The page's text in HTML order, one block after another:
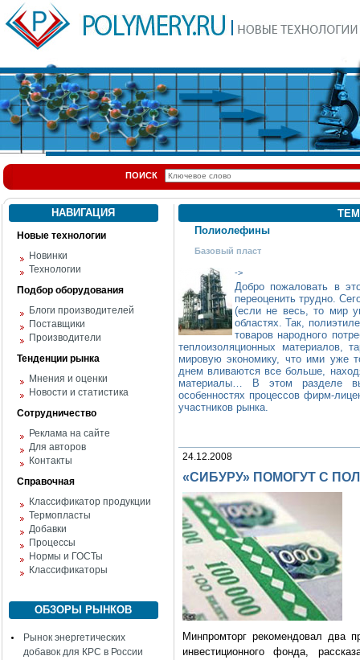
ПОИСК
НАВИГАЦИЯ
Новые технологии
Новинки
Технологии
Подбор оборудования
Блоги производителей
Поставщики
Производители
Тенденции рынка
Мнения и оценки
Новости и статистика
Сотрудничество
Реклама на сайте
Для авторов
Контакты
Справочная
Классификатор продукции
Термопласты
Добавки
Процессы
Нормы и ГОСТы
Классификаторы
ОБЗОРЫ РЫНКОВ
Рынок энергетических
добавок для КРС в России
Полиолефины
Базовый пласт
->
Добро пожаловать в
переоценить трудно.
(если не весь, то мир
областях. Так,
товаров народного
теплоизоляционных
мировую экономику, что ими уже
днем вливаются все больше,
материалы… В этом разделе
особенностях процессов фирм-
участников рынка.
24.12.2008
«СИБУРУ» ПОМОГУТ С
Минпромторг рекомендовал два
инвестиционного фонда,